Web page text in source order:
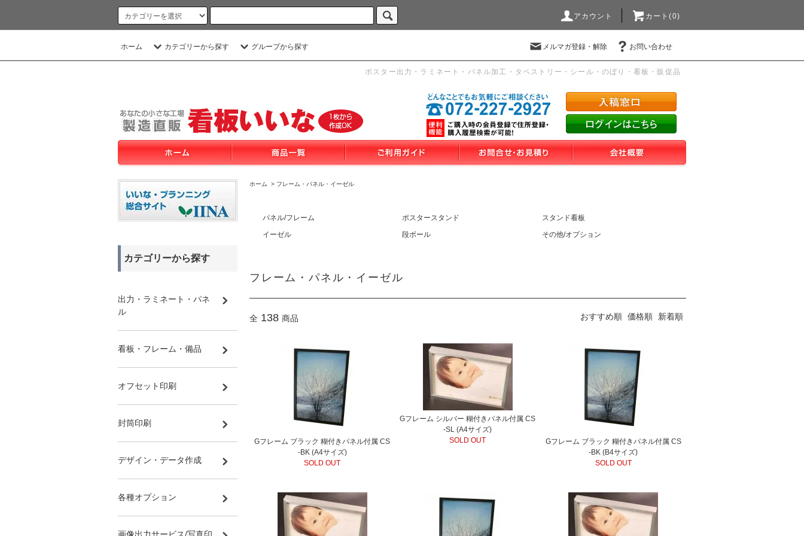
アカウント カート(0)
ホーム カテゴリーから探す グループから探す メルマガ登録・解除 お問い合わせ
ポスター出力・ラミネート・パネル加工・タペストリー・シール・のぼり・看板・販促品
ホーム > フレーム・パネル・イーゼル
パネル/フレーム ポスタースタンド
スタンド看板
イーゼル
段ボール その他/オプション
フレーム・パネル・イーゼル
全 138 商品 おすすめ順 価格順 新着順
Gフレーム ブラック 糊付きパネル付属 CS
-BK (A4サイズ)
SOLD OUT
Gフレーム シルバー 糊付きパネル付属 CS
-SL (A4サイズ)
SOLD OUT
Gフレーム ブラック 糊付きパネル付属 CS
-BK (B4サイズ)
SOLD OUT
カテゴリーから探す
出力・ラミネート・パネ
ル
看板・フレーム・備品
オフセット印刷
封筒印刷
デザイン・データ作成
各種オプション